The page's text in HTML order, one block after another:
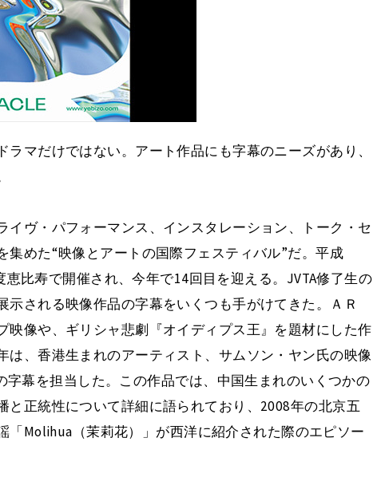
マだけではない。アート作品にも字幕のニーズがあり、
ヴ・パフォーマンス、インスタレーション、トーク・セ
集めた“映像とアートの国際フェスティバル”だ。平成
比寿で開催され、今年で14回目を迎える。JVTA修了生の
される映像作品の字幕をいくつも手がけてきた。ＡＲ
映像や、ギリシャ悲劇『オイディプス王』を題材にした作
、香港生まれのアーティスト、サムソン・ヤン氏の映像
字幕を担当した。この作品では、中国生まれのいくつかの
と正統性について詳細に語られており、2008年の北京五
Molihua（茉莉花）」が西洋に紹介された際のエピソー